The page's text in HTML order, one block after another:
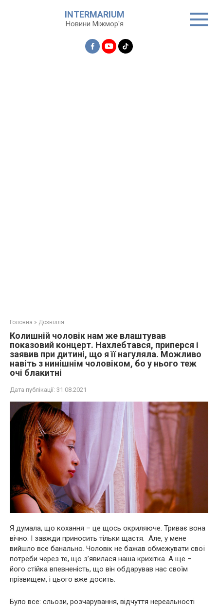
INTERMARIUM
Новини Міжмор'я
Головна » Дозвілля
Колишній чоловік нам же влаштував
показовий концерт. Нахлебтався, приперся і
заявив при дитині, що я її нагуляла. Можливо
навіть з нинішнім чоловіком, бо у нього теж
очі блакитні
Дата публікації: 31.08.2021
Я думала, що кохання – це щось окриляюче. Триває вона
вічно. І завжди приносить тільки щастя. Але, у мене
вийшло все банально. Чоловік не бажав обмежувати свої
потреби через те, що з’явилася наша крихітка. А ще –
його стійка впевненість, що він обдарував нас своїм
прізвищем, і цього вже досить.
Було все: сльози, розчарування, відчуття нереальності